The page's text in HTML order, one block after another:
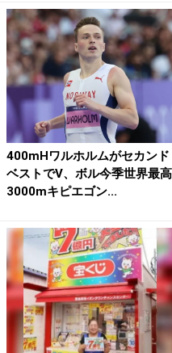
400mHワルホルムがセカンド
ベストでV、ボル今季世界最高
3000mキピエゴン...